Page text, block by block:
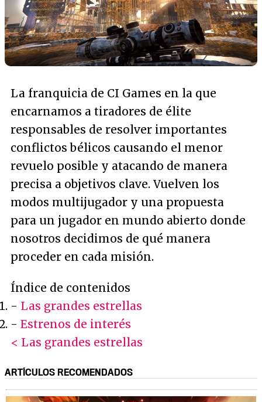
La franquicia de CI Games en la que
encarnamos a tiradores de élite
responsables de resolver importantes
conflictos bélicos causando el menor
revuelo posible y atacando de manera
precisa a objetivos clave. Vuelven los
modos multijugador y una propuesta
para un jugador en mundo abierto donde
nosotros decidimos de qué manera
proceder en cada misión.
Índice de contenidos
- Las grandes estrellas
- Estrenos de interés
< Las grandes estrellas
ARTÍCULOS RECOMENDADOS